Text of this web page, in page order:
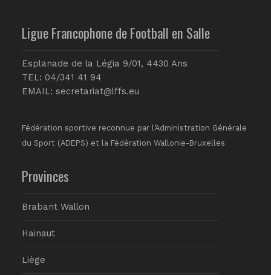
Ligue Francophone de Football en Salle
Esplanade de la Légia 9/01, 4430 Ans
TEL: 04/341 41 94
EMAIL: secretariat@lffs.eu
Fédération sportive reconnue par l’Administration Générale
du Sport (ADEPS) et la Fédération Wallonie-Bruxelles
Provinces
Brabant Wallon
Hainaut
Liège